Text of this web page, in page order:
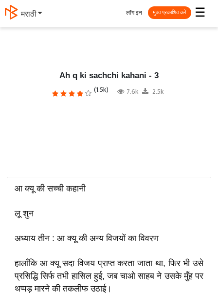
தமிழ் ☰
लॉग इन मुक्त प्रकाशित करें
Ah q ki sachchi kahani - 3
(1.5k) 7.6k 2.5k
आ क्यू की सच्ची कहानी
लू शुन
अध्याय तीन : आ क्यू की अन्य विजयों का विवरण
हालाँकि आ क्यू सदा विजय प्राप्त करता जाता था, फिर भी उसे
प्रसिद्धि सिर्फ तभी हासिल हुई, जब चाओ साहब ने उसके मुँह पर
थप्पड़ मारने की तकलीफ उठाई।